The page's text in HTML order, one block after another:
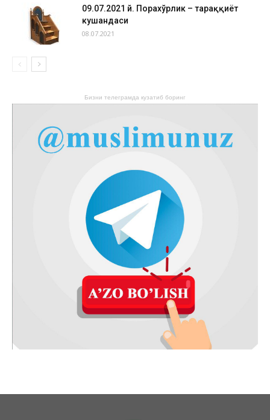
09.07.2021 й. Порахўрлик – тараққиёт
кушандаси
08.07.2021
Бизни телеграмда кузатиб боринг